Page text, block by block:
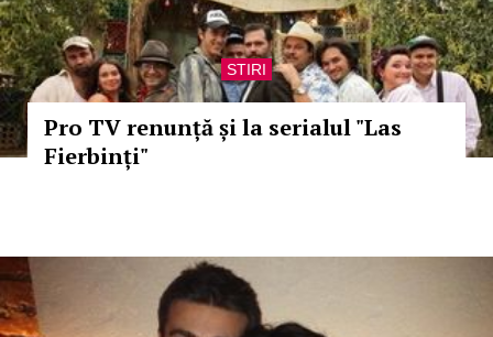
STIRI
Pro TV renunță și la serialul "Las
Fierbinți"